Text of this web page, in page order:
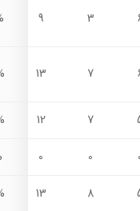
3
9
7
13
7
12
0
0
8
13